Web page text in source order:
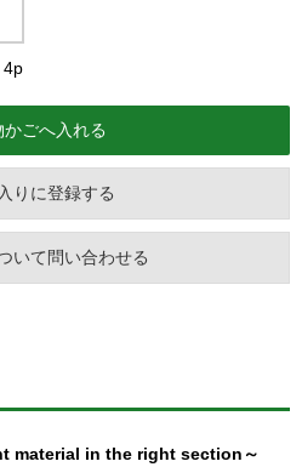
4p
りに登録する
いて問い合わせる
material in the right section～